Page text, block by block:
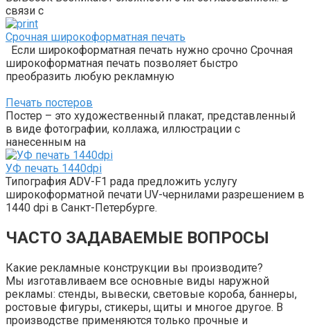
связи с
Срочная широкоформатная печать
Если широкоформатная печать нужно срочно Срочная
широкоформатная печать позволяет быстро
преобразить любую рекламную
Печать постеров
Постер – это художественный плакат, представленный
в виде фотографии, коллажа, иллюстрации с
нанесенным на
УФ печать 1440dpi
Типография ADV-F1 рада предложить услугу
широкоформатной печати UV-чернилами разрешением в
1440 dpi в Санкт-Петербурге.
ЧАСТО ЗАДАВАЕМЫЕ ВОПРОСЫ
Какие рекламные конструкции вы производите?
Мы изготавливаем все основные виды наружной
рекламы: стенды, вывески, световые короба, баннеры,
ростовые фигуры, стикеры, щиты и многое другое. В
производстве применяются только прочные и